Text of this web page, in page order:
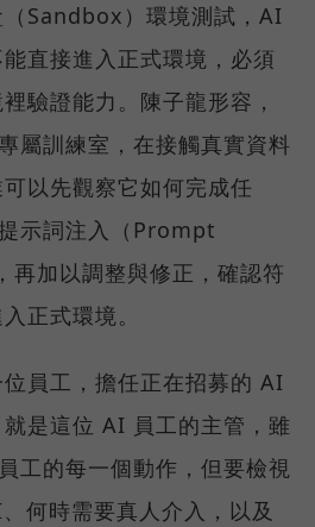
Sandbox）環境測試，AI
直接進入正式環境，必須
驗證能力。陳子龍形容，
屬訓練室，在接觸真實資料
以先觀察它如何完成任
示詞注入（Prompt
加以調整與修正，確認符
正式環境。
員工，擔任正在招募的 AI
是這位 AI 員工的主管，雖
工的每一個動作，但要檢視
何時需要真人介入，以及